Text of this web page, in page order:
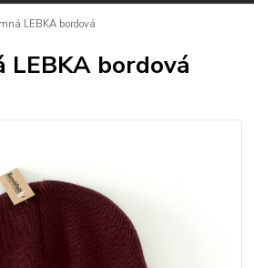
LEBKA bordová
LEBKA bordová